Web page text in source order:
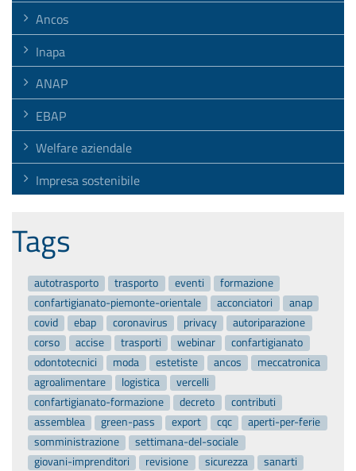
Ancos
Inapa
ANAP
EBAP
Welfare aziendale
Impresa sostenibile
Tags
autotrasporto trasporto eventi
formazione
confartigianato-piemonte-orientale
acconciatori
anap
covid
ebap coronavirus privacy
autoriparazione
corso
accise trasporti webinar
confartigianato
odontotecnici
moda estetiste ancos
meccatronica
agroalimentare
logistica
vercelli
confartigianato-formazione
decreto
contributi
assemblea
green-pass export cqc
aperti-per-ferie
somministrazione
settimana-del-sociale
giovani-imprenditori
revisione sicurezza
sanarti